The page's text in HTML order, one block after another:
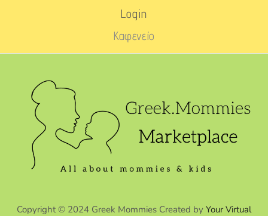
Login
Καφενείο
Copyright © 2024 Greek Mommies Created by Your Virtual